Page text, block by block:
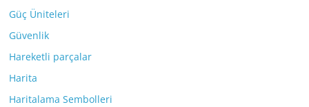
Güç Üniteleri
Güvenlik
Hareketli parçalar
Harita
Haritalama Sembolleri